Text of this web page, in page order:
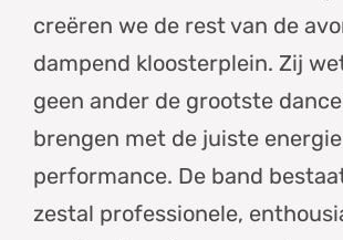
creëren we de rest van de
dampend kloosterplein. Zij
geen ander de grootste
brengen met de juiste
performance. De band
zestal professionele,